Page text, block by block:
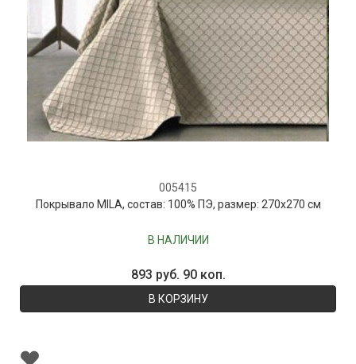
005415
Покрывало MILA, состав: 100% ПЭ, размер: 270х270 см
В НАЛИЧИИ
893 руб. 90 коп.
В КОРЗИНУ